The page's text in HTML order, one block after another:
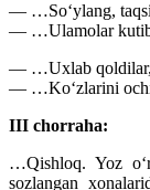
— …So‘ylang,
— …Ulamolar kutib
— …Uxlab qoldilar,
— …Ko‘zlarini
III chorraha:
…Qishloq. Yoz
sozlangan